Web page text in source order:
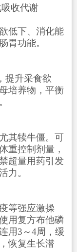
收代谢
低下、消化能
胃功能。
提升采食欲
培养物，平衡
其犊牛僵。可
重控制剂量，
超量用药引发
力。
等强应激操
用复方布他磷
用3～4周，缓
恢复生长潜